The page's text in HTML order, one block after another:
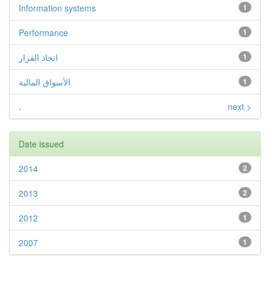
1
Information systems
1
Performance
1 اتخاذ القرار
1 الأسواق المالية
. next >
Date issued
2
2014
2
2013
1
2012
1
2007